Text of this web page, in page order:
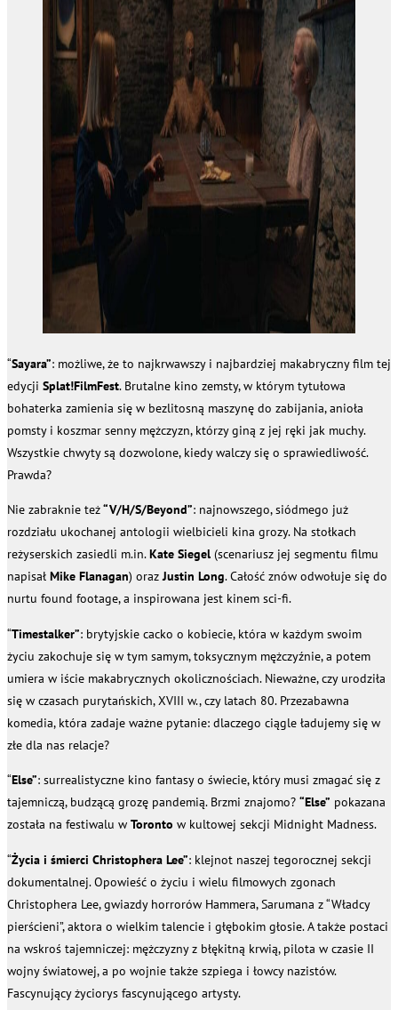
“Sayara”: możliwe, że to najkrwawszy i najbardziej makabryczny film tej
edycji Splat!FilmFest. Brutalne kino zemsty, w którym tytułowa
bohaterka zamienia się w bezlitosną maszynę do zabijania, anioła
pomsty i koszmar senny mężczyzn, którzy giną z jej ręki jak muchy.
Wszystkie chwyty są dozwolone, kiedy walczy się o sprawiedliwość.
Prawda?
Nie zabraknie też“V/H/S/Beyond”: najnowszego, siódmego już
rozdziału ukochanej antologii wielbicieli kina grozy. Na stołkach
reżyserskich zasiedli m.in.Kate Siegel (scenariusz jej segmentu filmu
napisał Mike Flanagan) orazJustin Long. Całość znów odwołuje się do
nurtu found footage, a inspirowana jest kinem sci-fi.
“Timestalker”: brytyjskie cacko o kobiecie, która w każdym swoim
życiu zakochuje się w tym samym, toksycznym mężczyźnie, a potem
umiera w iście makabrycznych okolicznościach. Nieważne, czy urodziła
się w czasach purytańskich, XVIII w., czy latach 80. Przezabawna
komedia, która zadaje ważne pytanie: dlaczego ciągle ładujemy się w
złe dla nas relacje?
“Else”: surrealistyczne kino fantasy o świecie, który musi zmagać się z
tajemniczą, budzącą grozę pandemią. Brzmi znajomo? “Else” pokazana
została na festiwalu w Toronto w kultowej sekcji Midnight Madness.
“Życia i śmierci Christophera Lee”: klejnot naszej tegorocznej sekcji
dokumentalnej. Opowieść o życiu i wielu filmowych zgonach
Christophera Lee, gwiazdy horrorów Hammera, Sarumana z “Władcy
pierścieni”, aktora o wielkim talencie i głębokim głosie. A także postaci
na wskroś tajemniczej: mężczyzny z błękitną krwią, pilota w czasie II
wojny światowej, a po wojnie także szpiega i łowcy nazistów.
Fascynujący życiorys fascynującego artysty.